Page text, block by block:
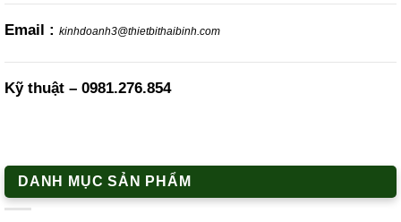
Email : kinhdoanh3@thietbithaibinh.com
Kỹ thuật – 0981.276.854
DANH MỤC SẢN PHẨM